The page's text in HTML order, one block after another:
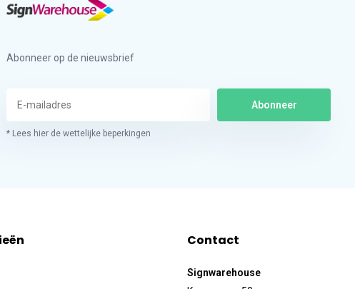
Abonneer op de nieuwsbrief
Abonneer
* Lees hier de wettelijke beperkingen
Contact
Signwarehouse